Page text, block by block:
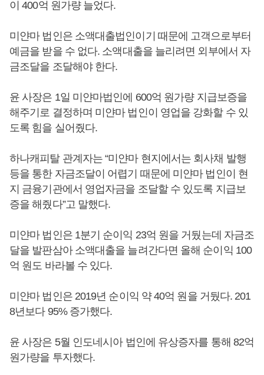
이 400억 원가량 늘었다.
미얀마 법인은 소액대출법인이기 때문에 고객으로부터
예금을 받을 수 없다. 소액대출을 늘리려면 외부에서 자
금조달을 조달해야 한다.
윤 사장은 1일 미얀마법인에 600억 원가량 지급보증을
해주기로 결정하며 미얀마 법인이 영업을 강화할 수 있
도록 힘을 실어줬다.
하나캐피탈 관계자는 “미얀마 현지에서는 회사채 발행
등을 통한 자금조달이 어렵기 때문에 미얀마 법인이 현
지 금융기관에서 영업자금을 조달할 수 있도록 지급보
증을 해줬다”고 말했다.
미얀마 법인은 1분기 순이익 23억 원을 거뒀는데 자금조
달을 발판삼아 소액대출을 늘려간다면 올해 순이익 100
억 원도 바라볼 수 있다.
미얀마 법인은 2019년 순이익 약 40억 원을 거뒀다. 201
8년보다 95% 증가했다.
윤 사장은 5월 인도네시아 법인에 유상증자를 통해 82억
원가량을 투자했다.